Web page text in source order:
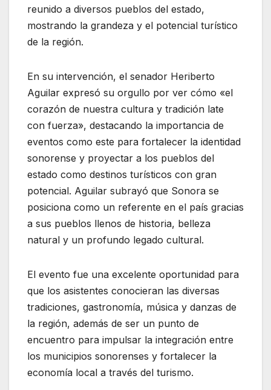
reunido a diversos pueblos del estado,
mostrando la grandeza y el potencial turístico
de la región.
En su intervención, el senador Heriberto
Aguilar expresó su orgullo por ver cómo «el
corazón de nuestra cultura y tradición late
con fuerza», destacando la importancia de
eventos como este para fortalecer la identidad
sonorense y proyectar a los pueblos del
estado como destinos turísticos con gran
potencial. Aguilar subrayó que Sonora se
posiciona como un referente en el país gracias
a sus pueblos llenos de historia, belleza
natural y un profundo legado cultural.
El evento fue una excelente oportunidad para
que los asistentes conocieran las diversas
tradiciones, gastronomía, música y danzas de
la región, además de ser un punto de
encuentro para impulsar la integración entre
los municipios sonorenses y fortalecer la
economía local a través del turismo.